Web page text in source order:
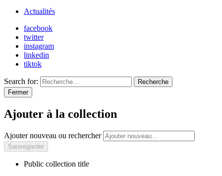
Actualités
facebook
twitter
instagram
linkedin
tiktok
Search for:
Recherche
Fermer
Ajouter à la collection
Ajouter nouveau ou rechercher
Public collection title